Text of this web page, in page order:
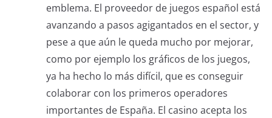
emblema. El proveedor de juegos español está
avanzando a pasos agigantados en el sector, y
pese a que aún le queda mucho por mejorar,
como por ejemplo los gráficos de los juegos,
ya ha hecho lo más difícil, que es conseguir
colaborar con los primeros operadores
importantes de España. El casino acepta los